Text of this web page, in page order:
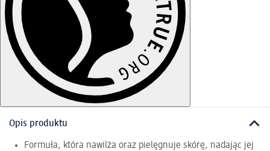
Opis produktu
Formuła, która nawilża oraz pielęgnuje skórę, nadając jej